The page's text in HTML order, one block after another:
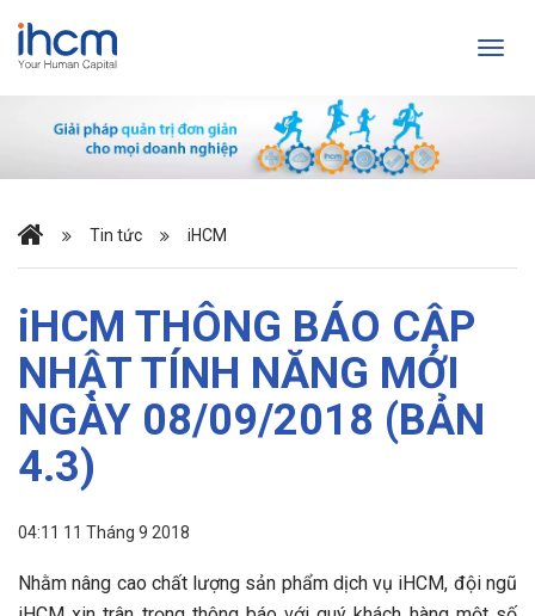
Tin tức iHCM
iHCM THÔNG BÁO CẬP
NHẬT TÍNH NĂNG MỚI
NGÀY 08/09/2018 (BẢN
4.3)
04:11 11 Tháng 9 2018
Nhằm nâng cao chất lượng sản phẩm dịch vụ iHCM, đội ngũ